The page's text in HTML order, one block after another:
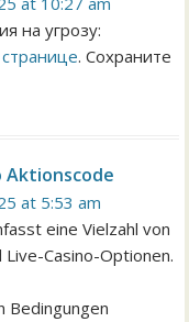
на угрозу:
. Сохраните
Aktionscode
at 5:53 am
eine Vielzahl von
Casino-Optionen.
Bedingungen